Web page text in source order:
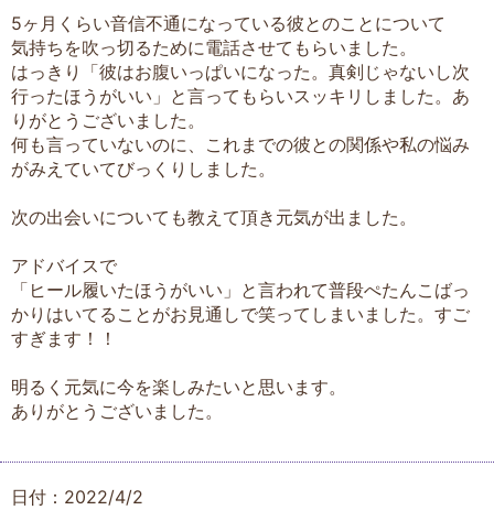
5ヶ月くらい音信不通になっている彼とのことについて
気持ちを吹っ切るために電話させてもらいました。
はっきり「彼はお腹いっぱいになった。真剣じゃないし次
行ったほうがいい」と言ってもらいスッキリしました。あ
りがとうございました。
何も言っていないのに、これまでの彼との関係や私の悩み
がみえていてびっくりしました。
次の出会いについても教えて頂き元気が出ました。
アドバイスで
「ヒール履いたほうがいい」と言われて普段ぺたんこばっ
かりはいてることがお見通しで笑ってしまいました。すご
すぎます！！
明るく元気に今を楽しみたいと思います。
ありがとうございました。
日付：2022/4/2